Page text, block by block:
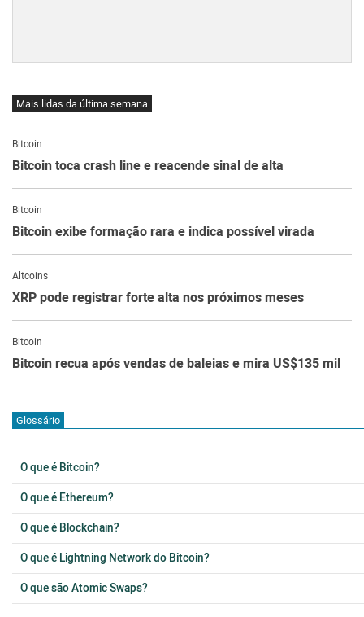
Mais lidas da última semana
Bitcoin
Bitcoin toca crash line e reacende sinal de alta
Bitcoin
Bitcoin exibe formação rara e indica possível virada
Altcoins
XRP pode registrar forte alta nos próximos meses
Bitcoin
Bitcoin recua após vendas de baleias e mira US$135 mil
Glossário
O que é Bitcoin?
O que é Ethereum?
O que é Blockchain?
O que é Lightning Network do Bitcoin?
O que são Atomic Swaps?